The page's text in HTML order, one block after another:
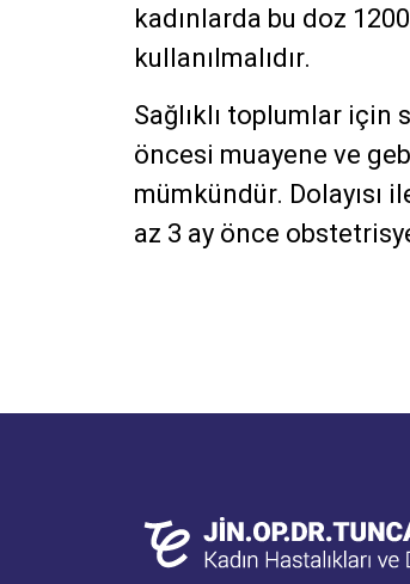
kadınlarda bu doz
kullanılmalıdır.
Sağlıklı toplumlar için
öncesi muayene ve
mümkündür. Dolayısı
az 3 ay önce